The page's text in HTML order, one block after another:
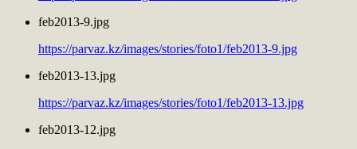
feb2013-9.jpg
https://parvaz.kz/images/stories/foto1/feb2013-9.jpg
feb2013-13.jpg
https://parvaz.kz/images/stories/foto1/feb2013-13.jpg
feb2013-12.jpg